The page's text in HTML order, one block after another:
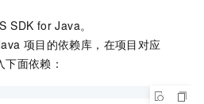
SDK for Java。
项目的依赖库，在项目对应
面依赖：